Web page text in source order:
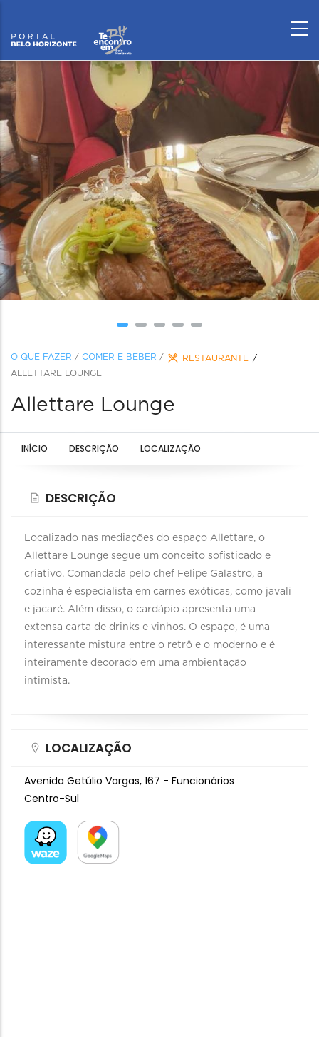
O QUE FAZER / COMER E BEBER /
RESTAURANTE
ALLETTARE LOUNGE
Allettare Lounge
INÍCIO DESCRIÇÃO LOCALIZAÇÃO
DESCRIÇÃO
Localizado nas mediações do espaço Allettare, o
Allettare Lounge segue um conceito sofisticado e
criativo. Comandada pelo chef Felipe Galastro, a
cozinha é especialista em carnes exóticas, como javali
e jacaré. Além disso, o cardápio apresenta uma
extensa carta de drinks e vinhos. O espaço, é uma
interessante mistura entre o retrô e o moderno e é
inteiramente decorado em uma ambientação
intimista.
LOCALIZAÇÃO
Avenida Getúlio Vargas, 167 - Funcionários
Centro-Sul